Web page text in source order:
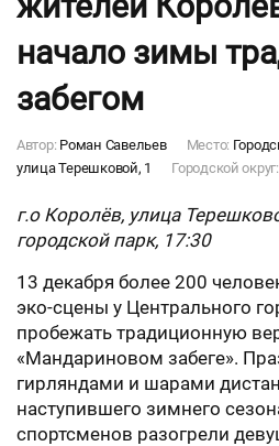
начало зимы
забегом
Автор: Роман Савельев Место:
улица Терешковой, 1
Городской округ:
г.о Королёв, улица
городской парк, 17:30
13 декабря более 200
эко-сцены у Центрального
пробежать традиционную
«Мандариновом забеге».
гирляндами и шарами
наступившего зимнего
спортсменов разогрели